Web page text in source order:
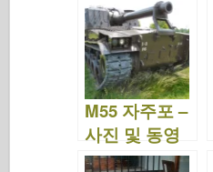
M55 자주포 –
사진 및 동영
상